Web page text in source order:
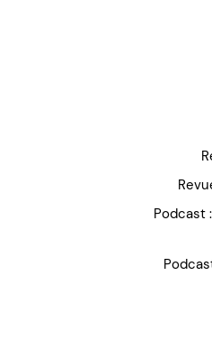
Podcast